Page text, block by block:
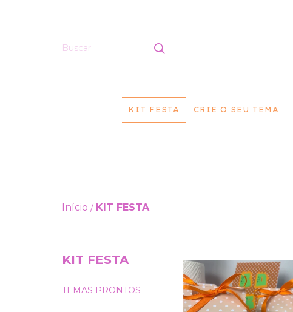
KIT FESTA CRIE O SEU TEMA
Início / KIT FESTA
KIT FESTA
TEMAS PRONTOS